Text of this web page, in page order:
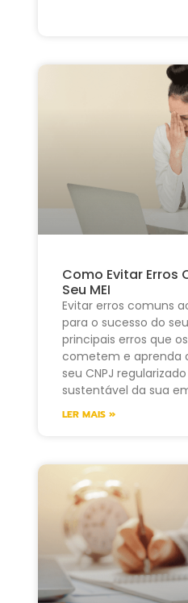
Como Evitar Erros
Seu MEI
Evitar erros comuns
para o sucesso do
principais erros que
cometem e aprenda
seu CNPJ
sustentável da sua
LER MAIS »